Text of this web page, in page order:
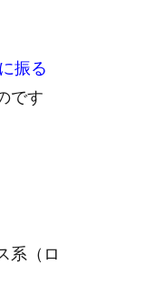
振る
です
系（ロ